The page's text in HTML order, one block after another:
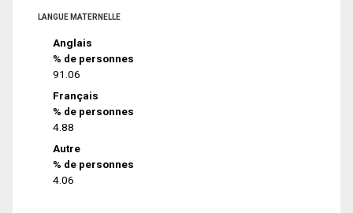
LANGUE MATERNELLE
Anglais
% de personnes
91.06
Français
% de personnes
4.88
Autre
% de personnes
4.06